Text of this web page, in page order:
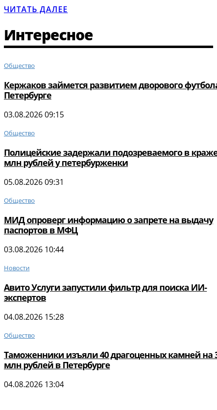
ЧИТАТЬ ДАЛЕЕ
Интересное
Общество
Кержаков займется развитием дворового
Петербурге
03.08.2026 09:15
Общество
Полицейские задержали подозреваемого в
млн рублей у петербурженки
05.08.2026 09:31
Общество
МИД опроверг информацию о запрете на выдачу
паспортов в МФЦ
03.08.2026 10:44
Новости
Авито Услуги запустили фильтр для поиска ИИ-
экспертов
04.08.2026 15:28
Общество
Таможенники изъяли 40 драгоценных камней на
млн рублей в Петербурге
04.08.2026 13:04